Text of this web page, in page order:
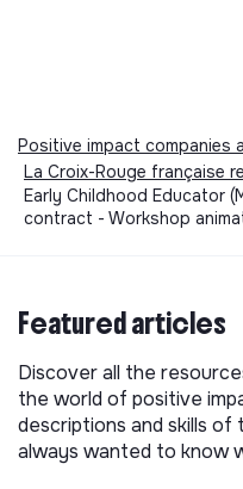
Positive impact companies
La Croix-Rouge française
Early Childhood Educator
contract - Workshop
Featured articles
Discover all the
the world of positive
descriptions and skills
always wanted to know